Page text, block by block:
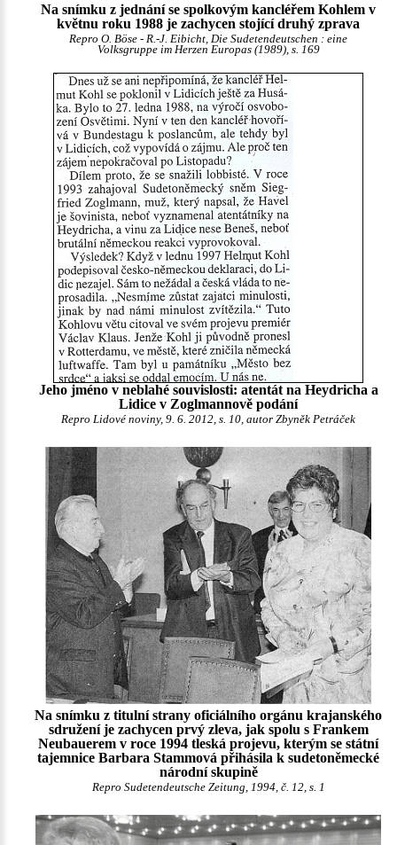
Na snímku z jednání se spolkovým kancléřem Kohlem v
květnu roku 1988 je zachycen stojící druhý zprava
Repro O. Böse - R.-J. Eibicht, Die Sudetendeutschen : eine
Volksgruppe im Herzen Europas (1989), s. 169
Jeho jméno v neblahé souvislosti: atentát na Heydricha a
Lidice v Zoglmannově podání
Repro Lidové noviny, 9. 6. 2012, s. 10, autor Zbyněk Petráček
Na snímku z titulní strany oficiálního orgánu krajanského
sdružení je zachycen prvý zleva, jak spolu s Frankem
Neubauerem v roce 1994 tleská projevu, kterým se státní
tajemnice Barbara Stammová přihásila k sudetoněmecké
národní skupině
Repro Sudetendeutsche Zeitung, 1994, č. 12, s. 1